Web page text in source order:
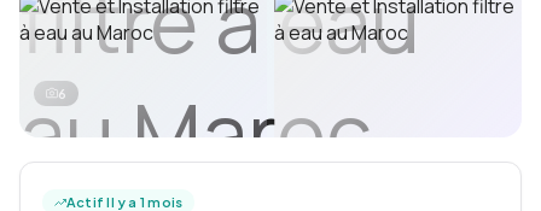
6
Actif Il y a 1 mois